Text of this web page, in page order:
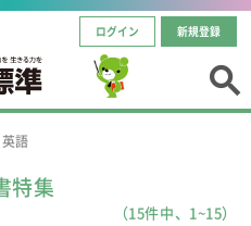
ログイン 新規登録
英語
特集
（15件中、1~15）